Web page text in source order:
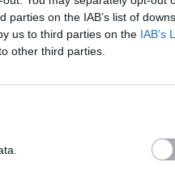
on the IAB’s list of
us to third parties on the IAB’s
other third parties.